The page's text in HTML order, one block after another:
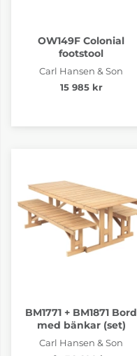
OW149F Colonial
footstool
Carl Hansen & Son
15 985 kr
BM1771 + BM1871 Bord
med bänkar (set)
Carl Hansen & Son